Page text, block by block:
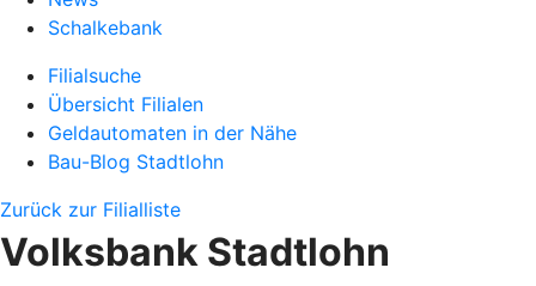
Schalkebank
Filialsuche
Übersicht Filialen
Geldautomaten in der Nähe
Bau-Blog Stadtlohn
Zurück zur Filialliste
Volksbank Stadtlohn